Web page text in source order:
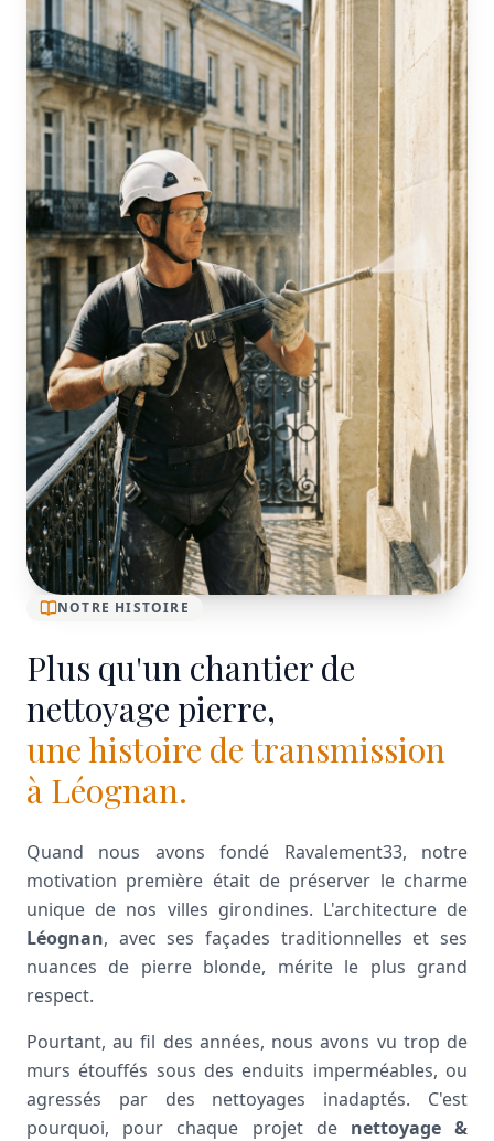
NOTRE HISTOIRE
Plus qu'un chantier de
nettoyage pierre,
une histoire de transmission
à Léognan.
Quand nous avons fondé Ravalement33, notre
motivation première était de préserver le charme
unique de nos villes girondines. L'architecture de
Léognan, avec ses façades traditionnelles et ses
nuances de pierre blonde, mérite le plus grand
respect.
Pourtant, au fil des années, nous avons vu trop de
murs étouffés sous des enduits imperméables, ou
agressés par des nettoyages inadaptés. C'est
pourquoi, pour chaque projet de nettoyage &